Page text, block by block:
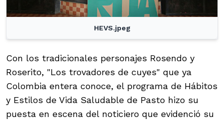
HEVS.jpeg
Con los tradicionales personajes Rosendo y
Roserito, "Los trovadores de cuyes" que ya
Colombia entera conoce, el programa de Hábitos
y Estilos de Vida Saludable de Pasto hizo su
puesta en escena del noticiero que evidenció su